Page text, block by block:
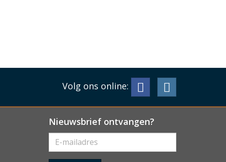
Volg ons online:
Nieuwsbrief ontvangen?